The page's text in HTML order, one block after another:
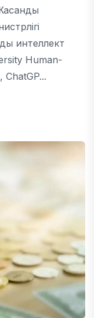
интеллект
Human-